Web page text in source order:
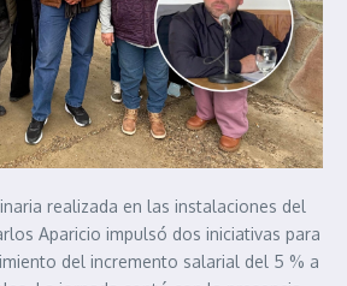
realizada en las instalaciones del
Aparicio impulsó dos iniciativas para
del incremento salarial del 5 % a